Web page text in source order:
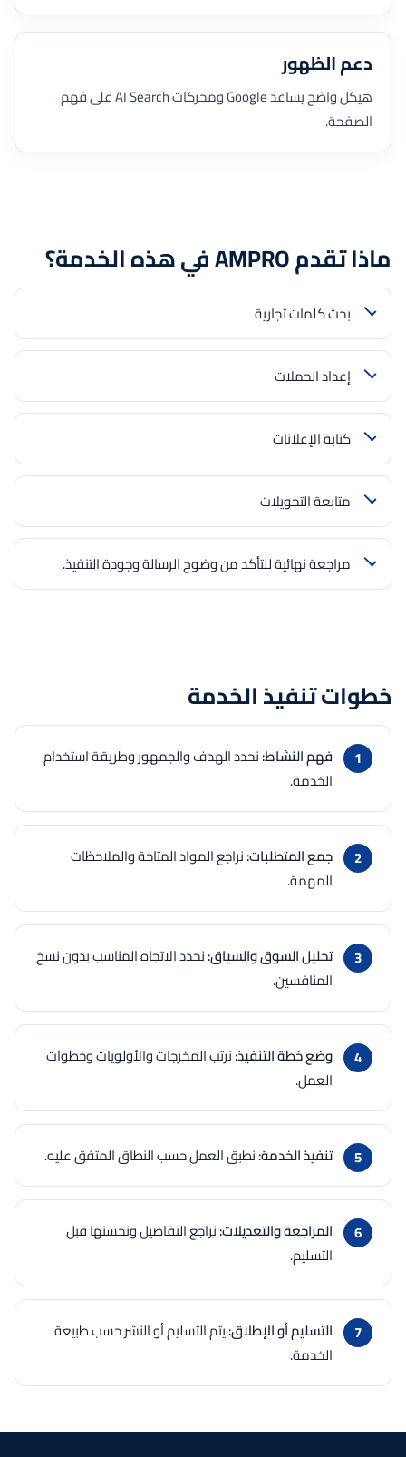
دعم الظهور
هيكل واضح يساعد Google ومحركات AI Search على فهم
الصفحة.
ماذا تقدم AMPRO في هذه الخدمة؟
بحث كلمات تجارية
إعداد الحملات
كتابة الإعلانات
متابعة التحويلات
مراجعة نهائية للتأكد من وضوح الرسالة وجودة التنفيذ.
خطوات تنفيذ الخدمة
فهم النشاط:نحدد الهدف والجمهور وطريقة استخدام
الخدمة.
جمع المتطلبات:نراجع المواد المتاحة والملاحظات
المهمة.
تحليل السوق والسياق:نحدد الاتجاه المناسب بدون نسخ
المنافسين.
وضع خطة التنفيذ:نرتب المخرجات والأولويات وخطوات
العمل.
تنفيذ الخدمة:نطبق العمل حسب النطاق المتفق عليه.
المراجعة والتعديلات:نراجع التفاصيل ونحسنها قبل
التسليم.
التسليم أو الإطلاق:يتم التسليم أو النشر حسب طبيعة
الخدمة.